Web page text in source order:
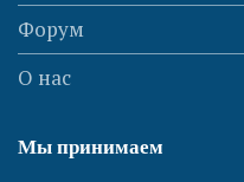
Форум
О нас
Мы принимаем